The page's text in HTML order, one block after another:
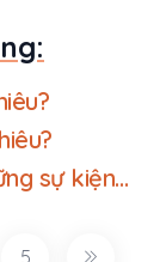
sự kiện
5